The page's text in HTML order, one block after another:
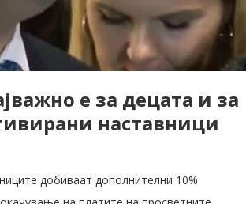
е за децата и за
наставници
добиваат дополнителни 10%